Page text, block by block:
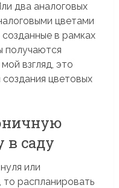
два аналоговых
цветами
в рамках
получаются
взгляд, это
цветовых
в саду
или
то распланировать